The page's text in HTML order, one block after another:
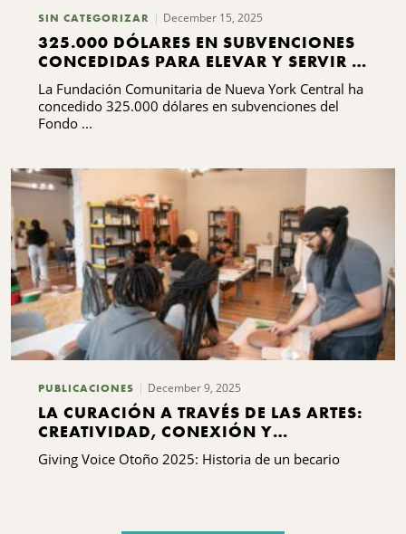
SIN CATEGORIZAR December 15, 2025
325.000 DÓLARES EN SUBVENCIONES
CONCEDIDAS PARA ELEVAR Y SERVIR A
LAS COMUNIDADES NEGRAS
La Fundación Comunitaria de Nueva York Central ha
concedido 325.000 dólares en subvenciones del
Fondo ...
PUBLICACIONES December 9, 2025
LA CURACIÓN A TRAVÉS DE LAS ARTES:
CREATIVIDAD, CONEXIÓN Y
ESPERANZA PARA LAS FAMILIAS DE
PARENTESCO
Giving Voice Otoño 2025: Historia de un becario